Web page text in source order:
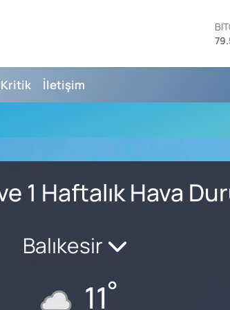
İletişim
1 Haftalık Hava
Balıkesir
11°